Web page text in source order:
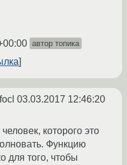
автор топика
03.03.2017 12:46:20
которого это
Функцию
для того, чтобы